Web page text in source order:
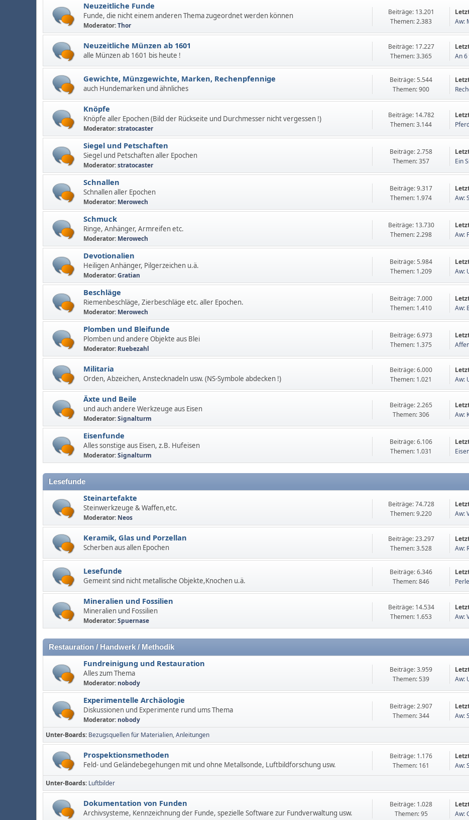
Neuzeitliche Funde
Funde, die nicht einem anderen Thema zugeordnet werden können
Moderator:Thor
Beiträge: 13.201
Themen: 2.383
Aw:
Neuzeitliche Münzen ab 1601
alle Münzen ab 1601 bis heute !
Beiträge: 17.227
Themen: 3.365
An 6
Gewichte, Münzgewichte, Marken, Rechenpfennige
auch Hundemarken und ähnliches
Beiträge: 5.544
Themen: 900
Knöpfe
Knöpfe aller Epochen (Bild der Rückseite und Durchmesser nicht vergessen !)
Moderator:stratocaster
Beiträge: 14.782
Themen: 3.144
Siegel und Petschaften
Siegel und Petschaften aller Epochen
Moderator:stratocaster
Beiträge: 2.758
Themen: 357
Ein
Schnallen
Schnallen aller Epochen
Moderator: Merowech
Beiträge: 9.317
Themen: 1.974
Aw:
Schmuck
Ringe, Anhänger, Armreifen etc.
Moderator: Merowech
Beiträge: 13.730
Themen: 2.298
Aw:
Devotionalien
Heiligen Anhänger, Pilgerzeichen u.ä.
Moderator:Gratian
Beiträge: 5.984
Themen: 1.209
Aw:
Beschläge
Riemenbeschläge, Zierbeschläge etc. aller Epochen.
Moderator: Merowech
Beiträge: 7.000
Themen: 1.410
Aw:
Plomben und Bleifunde
Plomben und andere Objekte aus Blei
Moderator: Ruebezahl
Beiträge: 6.973
Themen: 1.375
Militaria
Orden, Abzeichen, Anstecknadeln usw. (NS-Symbole abdecken !)
Beiträge: 6.000
Themen: 1.021
Aw:
Äxte und Beile
und auch andere Werkzeuge aus Eisen
Moderator:Signalturm
Beiträge: 2.265
Themen: 306
Aw:
Eisenfunde
Alles sonstige aus Eisen, z.B. Hufeisen
Moderator:Signalturm
Beiträge: 6.106
Themen: 1.031
Lesefunde
Steinartefakte
Steinwerkzeuge & Waffen,etc.
Moderator: Neos
Beiträge: 74.728
Themen: 9.220
Aw:
Keramik, Glas und Porzellan
Scherben aus allen Epochen
Beiträge: 23.297
Themen: 3.528
Aw:
Lesefunde
Gemeint sind nicht metallische Objekte,Knochen u.ä.
Beiträge: 6.346
Themen: 846
Mineralien und Fossilien
Mineralien und Fossilien
Moderator:Spuernase
Beiträge: 14.534
Themen: 1.653
Aw:
Restauration / Handwerk / Methodik
Fundreinigung und Restauration
Alles zum Thema
Moderator: nobody
Beiträge: 3.959
Themen: 539
Aw:
Experimentelle Archäologie
Diskussionen und Experimente rund ums Thema
Moderator: nobody
Beiträge: 2.907
Themen: 344
Aw:
Unter-Boards Bezugsquellen für Materialien Anleitungen
Prospektionsmethoden
Feld- und Geländebegehungen mit und ohne Metallsonde, Luftbildforschung usw.
Beiträge: 1.176
Themen: 161
Aw:
Unter-Boards Luftbilder
Dokumentation von Funden
Archivsysteme, Kennzeichnung der Funde, spezielle Software zur Fundverwaltung usw.
Beiträge: 1.028
Themen: 95
Aw: